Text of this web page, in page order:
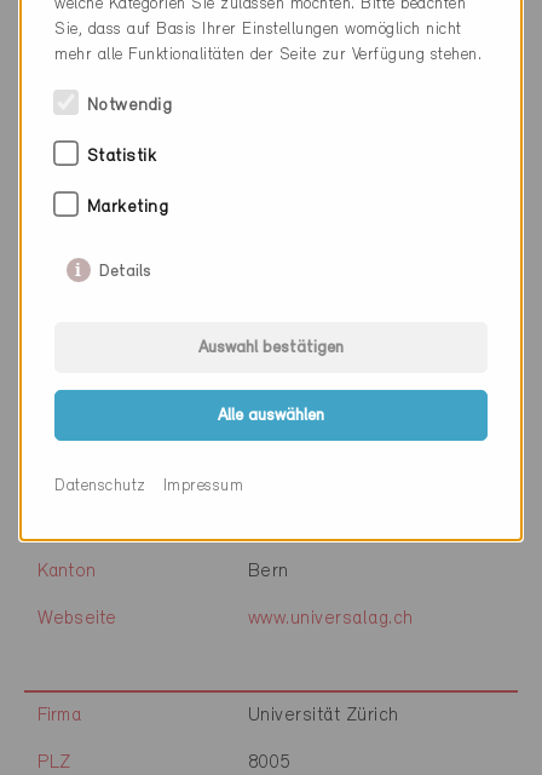
Webseite www.unit.ch
Firma
PLZ
Ort
Kanton
Universal
PLZ
Kanton Bern
Webseite www.universalag.ch
Firma Universität Zürich
PLZ 8005
welche Kategorien Sie zulassen möchten. Bitte beachten
Sie, dass auf Basis Ihrer Einstellungen womöglich nicht
mehr alle Funktionalitäten der Seite zur Verfügung stehen.
Notwendig
Statistik
Marketing
Details
Auswahl bestätigen
Alle auswählen
Datenschutz Impressum